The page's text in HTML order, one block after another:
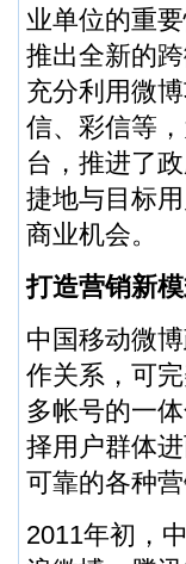
业单位的重
推出全新的
充分利用微
信、彩信等
台，推进了
捷地与目标
商业机会。
打造营销新
中国移动微
作关系，可
多帐号的一
择用户群体
可靠的各种
2011年初，